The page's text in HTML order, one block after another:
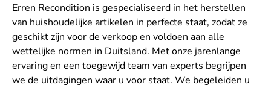
Erren Recondition is gespecialiseerd in het herstellen
van huishoudelijke artikelen in perfecte staat, zodat ze
geschikt zijn voor de verkoop en voldoen aan alle
wettelijke normen in Duitsland. Met onze jarenlange
ervaring en een toegewijd team van experts begrijpen
we de uitdagingen waar u voor staat. We begeleiden u